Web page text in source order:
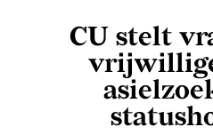
CU stelt